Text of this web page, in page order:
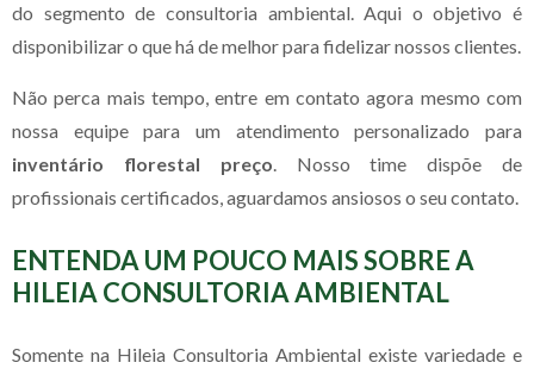
do segmento de consultoria ambiental. Aqui o objetivo é
disponibilizar o que há de melhor para fidelizar nossos clientes.
Não perca mais tempo, entre em contato agora mesmo com
nossa equipe para um atendimento personalizado para
inventário florestal preço. Nosso time dispõe de
profissionais certificados, aguardamos ansiosos o seu contato.
ENTENDA UM POUCO MAIS SOBRE A
HILEIA CONSULTORIA AMBIENTAL
Somente na Hileia Consultoria Ambiental existe variedade e